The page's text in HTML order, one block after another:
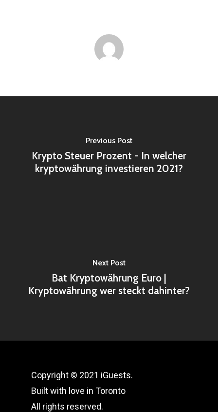
Previous Post
Krypto Steuer Prozent - In welcher
kryptowährung investieren 2021?
Next Post
Bat Kryptowährung Euro |
Kryptowährung wer steckt dahinter?
Copyright © 2021 iGuests.
Built with love in Toronto
All rights reserved.